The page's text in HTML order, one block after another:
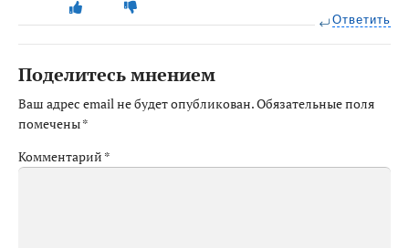
Ответить
Поделитесь мнением
Ваш адрес email не будет опубликован.Обязательные поля
помечены*
Комментарий *